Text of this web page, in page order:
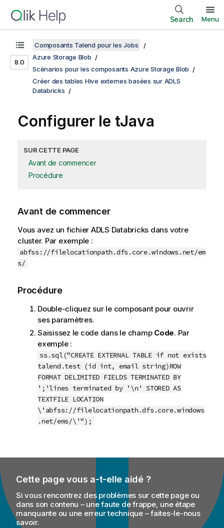
Search Menu
8.0
Composants Talend pour les Jobs
Azure Storage Blob
Scénarios pour les composants Azure Storage Blob
Créer des tables Hive externes basées sur ADLS
Databricks
Configurer le tJava
SUR CETTE PAGE
Avant de commencer
Procédure
Avant de commencer
Vous avez un fichier ADLS Databricks dans votre
cluster. Par exemple :
abfss://filelocationpath.dfs.core.windows.net/em
s/
Procédure
Double-cliquez sur le composant pour ouvrir
ses paramètres.
Saisissez le code dans le champ Code. Par
exemple :
ss.sql("CREATE EXTERNAL TABLE if not exists
talend.test (id int, email string)ROW
FORMAT DELIMITED FIELDS TERMINATED BY
';'lines terminated by '\n' STORED AS
TEXTFILE LOCATION
\'abfss://filelocationpath.dfs.core.windows
.net/ems/\'");
Cette page vous a-t-elle aidé ?
Si vous rencontrez des problèmes sur cette page ou
dans son contenu – une faute de frappe, une étape
manquante ou une erreur technique – faites-le-nous
savoir.